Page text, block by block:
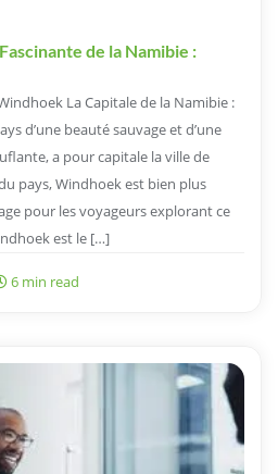
de la Namibie :
La Capitale de la Namibie :
d’une beauté sauvage et d’une
a pour capitale la ville de
pays, Windhoek est bien plus
pour les voyageurs explorant ce
est le […]
6 min read